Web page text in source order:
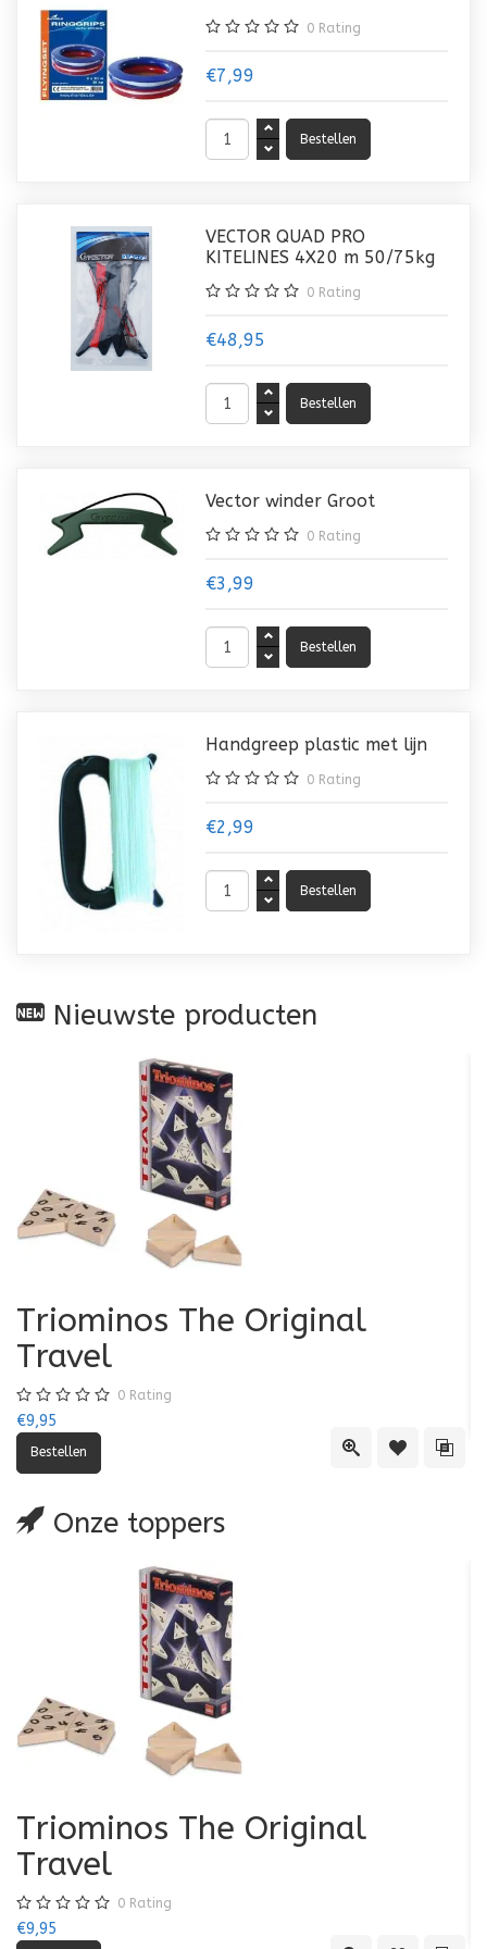
0 Rating
€7,99
VECTOR QUAD PRO
KITELINES 4X20 m 50/75kg
0 Rating
€48,95
Vector winder Groot
0 Rating
€3,99
Handgreep plastic met lijn
0 Rating
€2,99
Nieuwste producten
Quick ViewToevoegen
Triominos The Original
Travel
0 Rating
€9,95
Onze toppers
Triominos The Original
Travel
0 Rating
€9,95